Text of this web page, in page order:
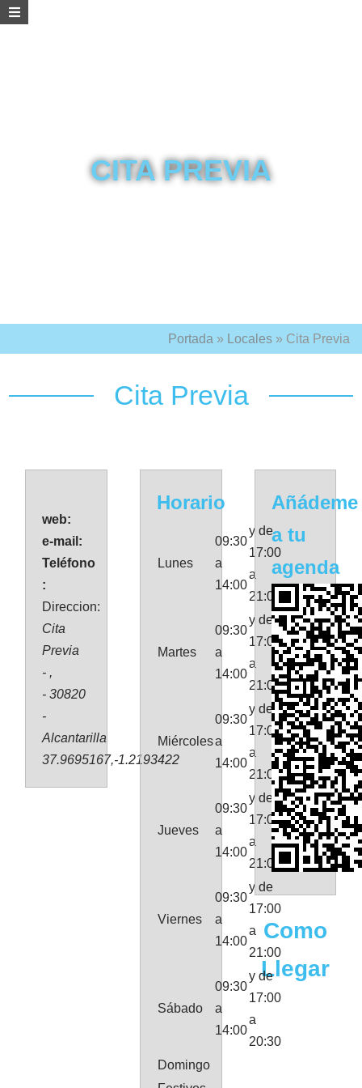
CITA PREVIA
Portada » Locales » Cita Previa
Cita Previa
web:
e-mail:
Teléfono
:
Direccion:
Cita
Previa
- ,
- 30820
-
Alcantarilla
37.9695167,-1.2193422
Horario
Lunes
09:30
a
14:00
y de
17:00
a
21:00
Martes
09:30
a
14:00
y de
17:00
a
21:00
Miércoles
09:30
a
14:00
y de
17:00
a
21:00
Jueves
09:30
a
14:00
y de
17:00
a
21:00
Viernes
09:30
a
14:00
y de
17:00
a
21:00
Sábado
09:30
a
14:00
y de
17:00
a
20:30
Domingo
Añádeme
a tu
agenda
Como
Llegar